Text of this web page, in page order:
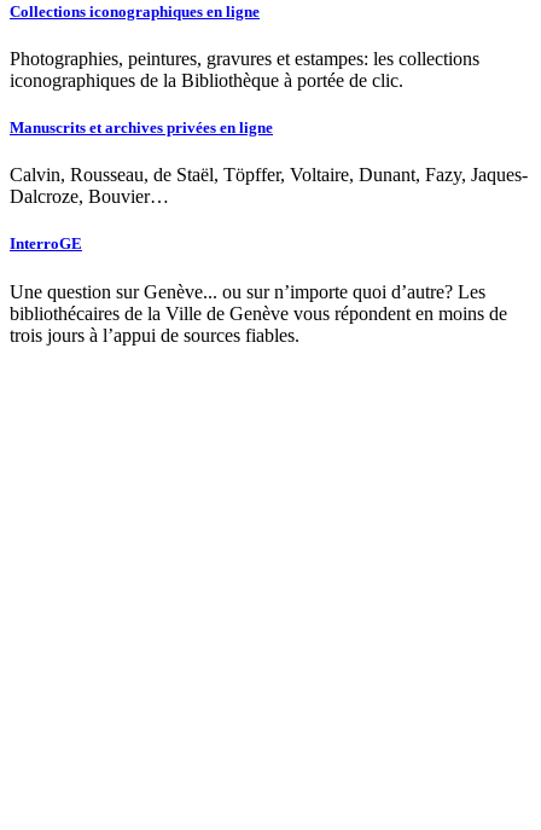
Collections iconographiques en ligne
Photographies, peintures, gravures et estampes: les collections
iconographiques de la Bibliothèque à portée de clic.
Manuscrits et archives privées en ligne
Calvin, Rousseau, de Staël, Töpffer, Voltaire, Dunant, Fazy, Jaques-
Dalcroze, Bouvier…
InterroGE
Une question sur Genève... ou sur n’importe quoi d’autre? Les
bibliothécaires de la Ville de Genève vous répondent en moins de
trois jours à l’appui de sources fiables.